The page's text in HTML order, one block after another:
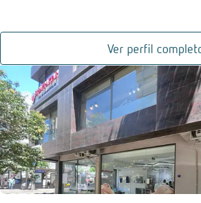
Ver perfil